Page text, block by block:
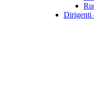
Dirigenti